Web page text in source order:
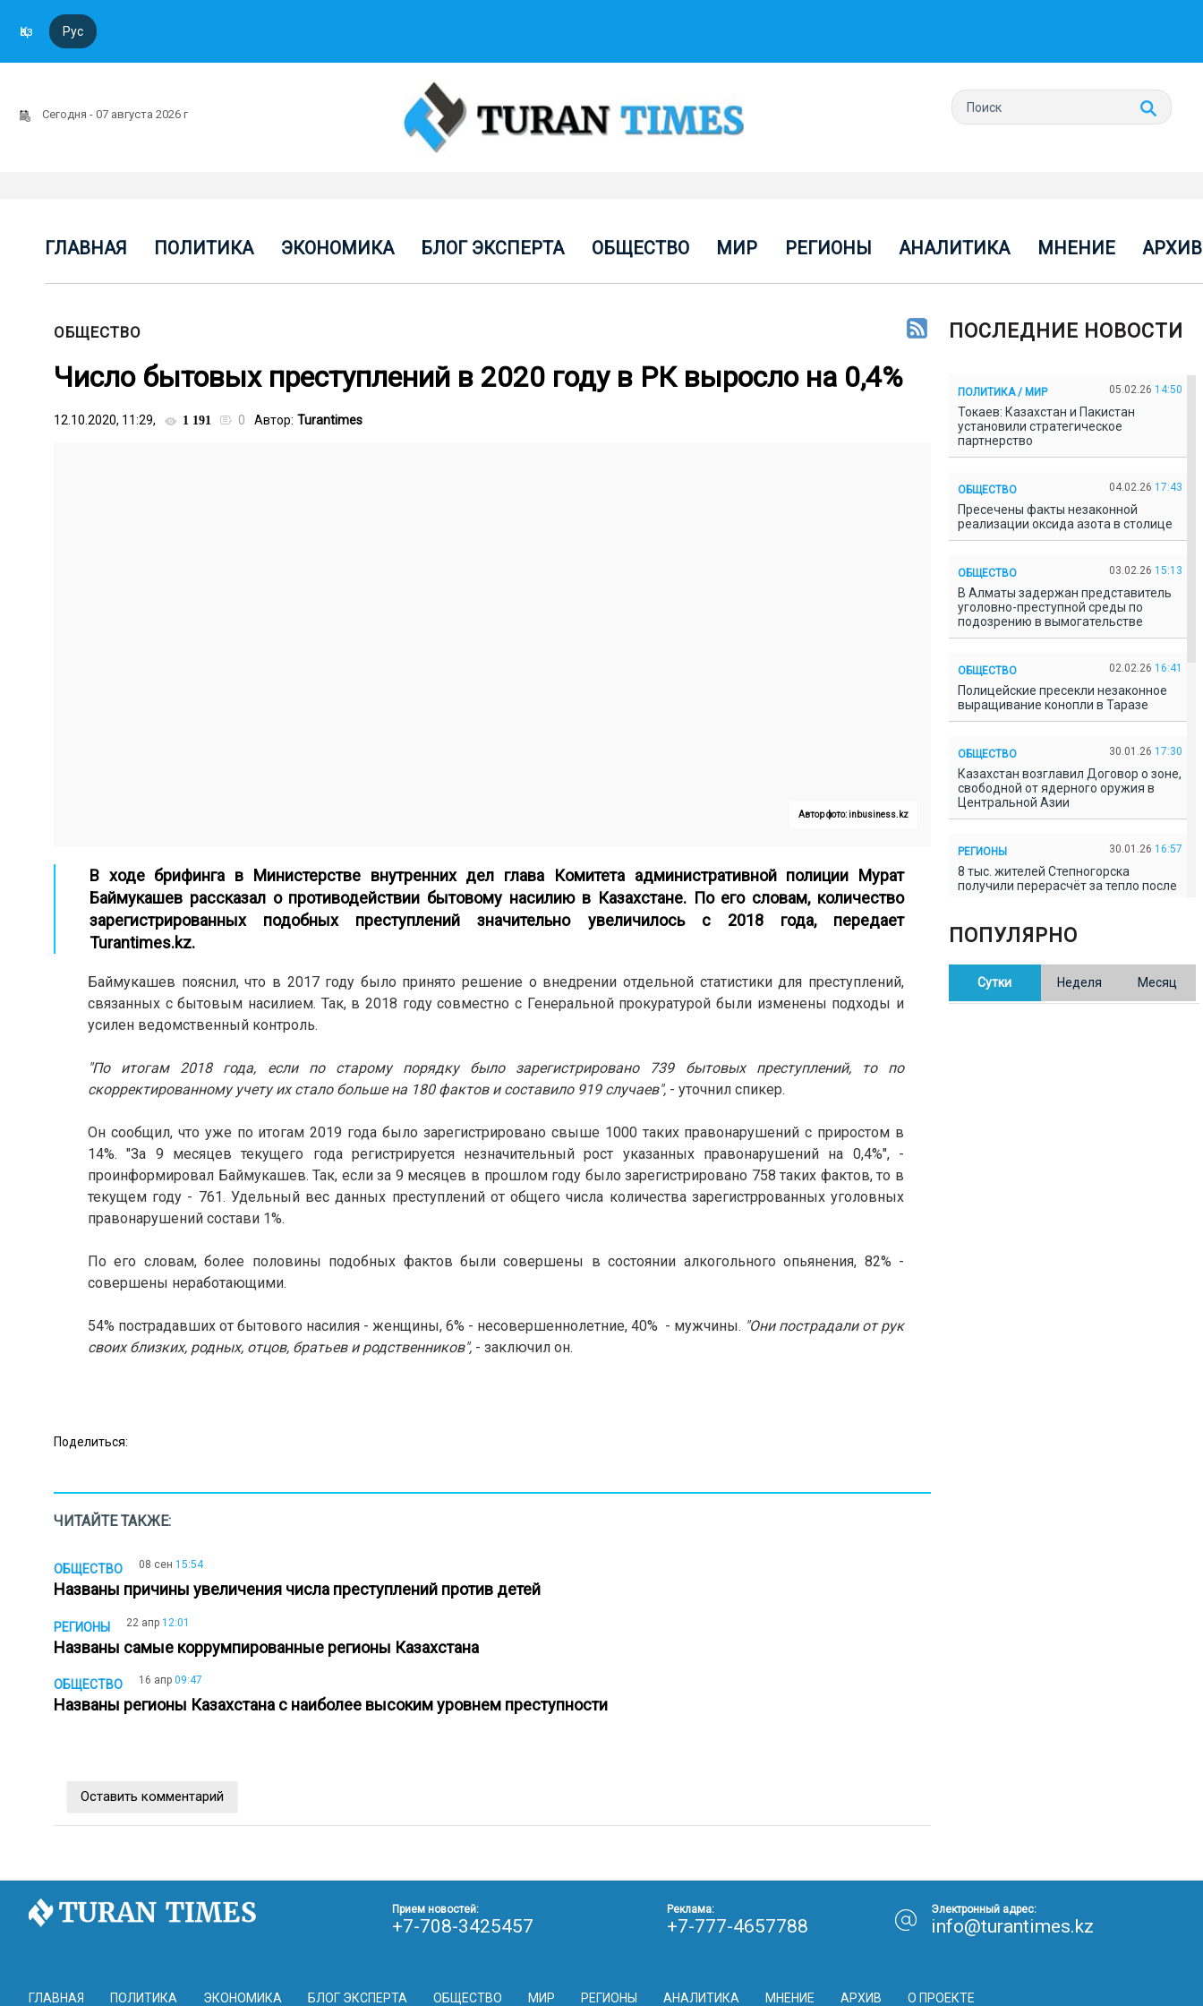
Қаз Рус
Сегодня - 07 августа 2026 г
ГЛАВНАЯ ПОЛИТИКА ЭКОНОМИКА БЛОГ ЭКСПЕРТА ОБЩЕСТВО МИР РЕГИОНЫ АНАЛИТИКА МНЕНИЕ АРХИВ
ОБЩЕСТВО
Число бытовых преступлений в 2020 году в РК выросло на 0,4%
12.10.2020, 11:29, 1 191 0 Автор: Turantimes
Автор фото: inbusiness.kz
В ходе брифинга в Министерстве внутренних дел глава Комитетаадминистративной полиции Мурат
Баймукашев рассказал о противодействии бытовому насилию в Казахстане. По его словам, количество
зарегистрированных подобных преступлений значительно увеличилось с 2018 года, передает
Turantimes.kz.
Баймукашев пояснил, что в 2017 году было принято решение о внедрении отдельной статистики для преступлений,
связанных с бытовым насилием. Так, в 2018 году совместно с Генеральной прокуратурой были изменены подходы и
усилен ведомственный контроль.
"По итогам 2018 года, если по старому порядку было зарегистрировано 739 бытовых преступлений, то по
скорректированному учету их стало больше на 180 фактов и составило 919 случаев", - уточнил спикер.
Он сообщил, что уже по итогам 2019 года было зарегистрировано свыше 1000 таких правонарушений с приростом в
14%. "За 9 месяцев текущего года регистрируется незначительный рост указанных правонарушений на 0,4%", -
проинформировал Баймукашев. Так, если за 9 месяцев в прошлом году было зарегистрировано 758 таких фактов, то в
текущем году - 761. Удельный вес данных преступлений от общего числа количества зарегистррованных уголовных
правонарушений состави 1%.
По его словам, более половины подобных фактов были совершены в состоянии алкогольного опьянения, 82% -
совершены неработающими.
54% пострадавших от бытового насилия - женщины, 6% - несовершеннолетние, 40% - мужчины. "Они пострадали от рук
своих близких, родных, отцов, братьев и родственников", - заключил он.
Поделиться:
ЧИТАЙТЕ ТАКЖЕ:
ОБЩЕСТВО 08 сен 15:54
Названы причины увеличения числа преступлений против детей
РЕГИОНЫ 22 апр 12:01
Названы самые коррумпированные регионы Казахстана
ОБЩЕСТВО 16 апр 09:47
Названы регионы Казахстана с наиболее высоким уровнем преступности
Оставить комментарий
ПОСЛЕДНИЕ НОВОСТИ
ПОЛИТИКА / МИР 05.02.26 14:50
Токаев: Казахстан и Пакистан
установили стратегическое
партнерство
ОБЩЕСТВО 04.02.26 17:43
Пресечены факты незаконной
реализации оксида азота в столице
ОБЩЕСТВО 03.02.26 15:13
В Алматы задержан представитель
уголовно-преступной среды по
подозрению в вымогательстве
ОБЩЕСТВО 02.02.26 16:41
Полицейские пресекли незаконное
выращивание конопли в Таразе
ОБЩЕСТВО 30.01.26 17:30
Казахстан возглавил Договор о зоне,
свободной от ядерного оружия в
Центральной Азии
РЕГИОНЫ 30.01.26 16:57
8 тыс. жителей Степногорска
получили перерасчёт за тепло после
В Казахстане готовят новую
редакцию Конституции: меняется
ПОПУЛЯРНО
Сутки Неделя Месяц
ГЛАВНАЯ ПОЛИТИКА ЭКОНОМИКА БЛОГ ЭКСПЕРТА ОБЩЕСТВО МИР РЕГИОНЫ АНАЛИТИКА МНЕНИЕ АРХИВ О ПРОЕКТЕ
Прием новостей:
+7-708-3425457
Реклама:
+7-777-4657788
Электронный адрес:
info@turantimes.kz